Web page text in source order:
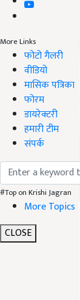
More Links
फोटो गैलरी
वीडियो
मासिक पत्रिका
फोरम
डायरेक्टरी
हमारी टीम
संपर्क
#Top on Krishi Jagran
More Topics
CLOSE